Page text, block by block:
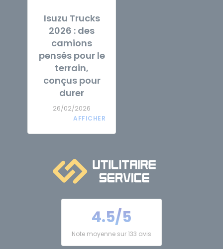
Isuzu Trucks
2026 : des
camions
pensés pour le
terrain,
conçus pour
durer
26/02/2026
4.5/5
Note moyenne sur 133 avis